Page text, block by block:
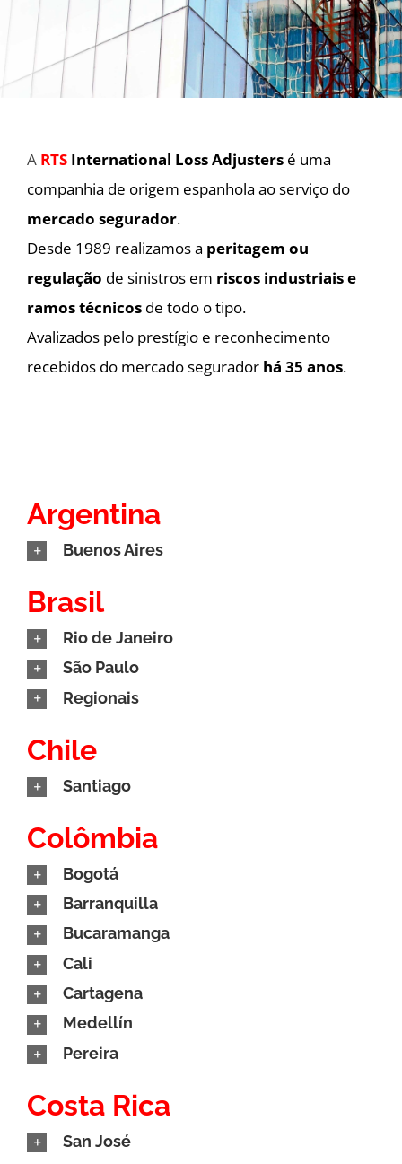
A RTS International Loss Adjusters é uma
companhia de origem espanhola ao serviço do
mercado segurador.
Desde 1989 realizamos a peritagem ou
regulação de sinistros em riscos industriais e
ramos técnicos de todo o tipo.
Avalizados pelo prestígio e reconhecimento
recebidos do mercado segurador há 35 anos.
Argentina
Buenos Aires
Brasil
Rio de Janeiro
São Paulo
Regionais
Chile
Santiago
Colômbia
Bogotá
Barranquilla
Bucaramanga
Cali
Cartagena
Medellín
Pereira
Costa Rica
San José